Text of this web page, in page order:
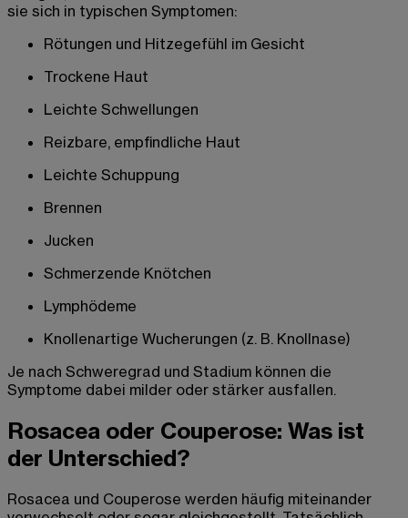
sie sich in typischen Symptomen:
Rötungen und Hitzegefühl im Gesicht
Trockene Haut
Leichte Schwellungen
Reizbare, empfindliche Haut
Leichte Schuppung
Brennen
Jucken
Schmerzende Knötchen
Lymphödeme
Knollenartige Wucherungen (z. B. Knollnase)
Je nach Schweregrad und Stadium können die
Symptome dabei milder oder stärker ausfallen.
Rosacea oder Couperose: Was ist
der Unterschied?
Rosacea und Couperose werden häufig miteinander